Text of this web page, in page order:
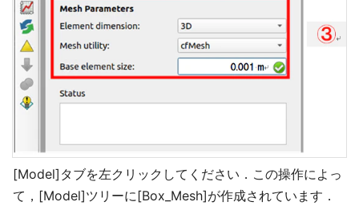
[Model]タブを左クリックしてください．この操作によっ
て，[Model]ツリーに[Box_Mesh]が作成されています．